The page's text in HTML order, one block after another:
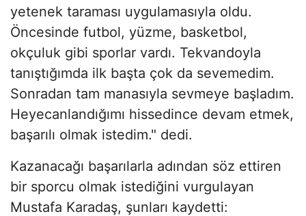
yetenek taraması uygulamasıyla oldu.
Öncesinde futbol, yüzme, basketbol,
okçuluk gibi sporlar vardı. Tekvandoyla
tanıştığımda ilk başta çok da sevemedim.
Sonradan tam manasıyla sevmeye başladım.
Heyecanlandığımı hissedince devam etmek,
başarılı olmak istedim." dedi.
Kazanacağı başarılarla adından söz ettiren
bir sporcu olmak istediğini vurgulayan
Mustafa Karadaş, şunları kaydetti: